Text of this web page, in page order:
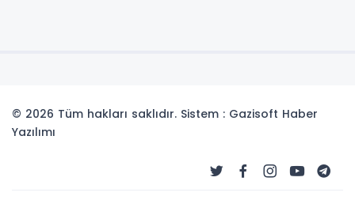
© 2026 Tüm hakları saklıdır. Sistem : Gazisoft Haber
Yazılımı